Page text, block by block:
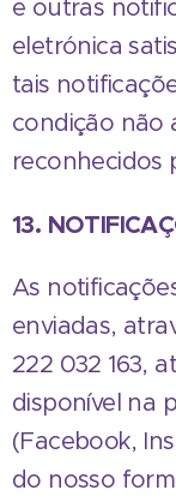
e outras
eletrónica
tais
condição não
reconhecidos
13.
As
enviadas,
222 032 163,
disponível na
(Facebook,
do nosso